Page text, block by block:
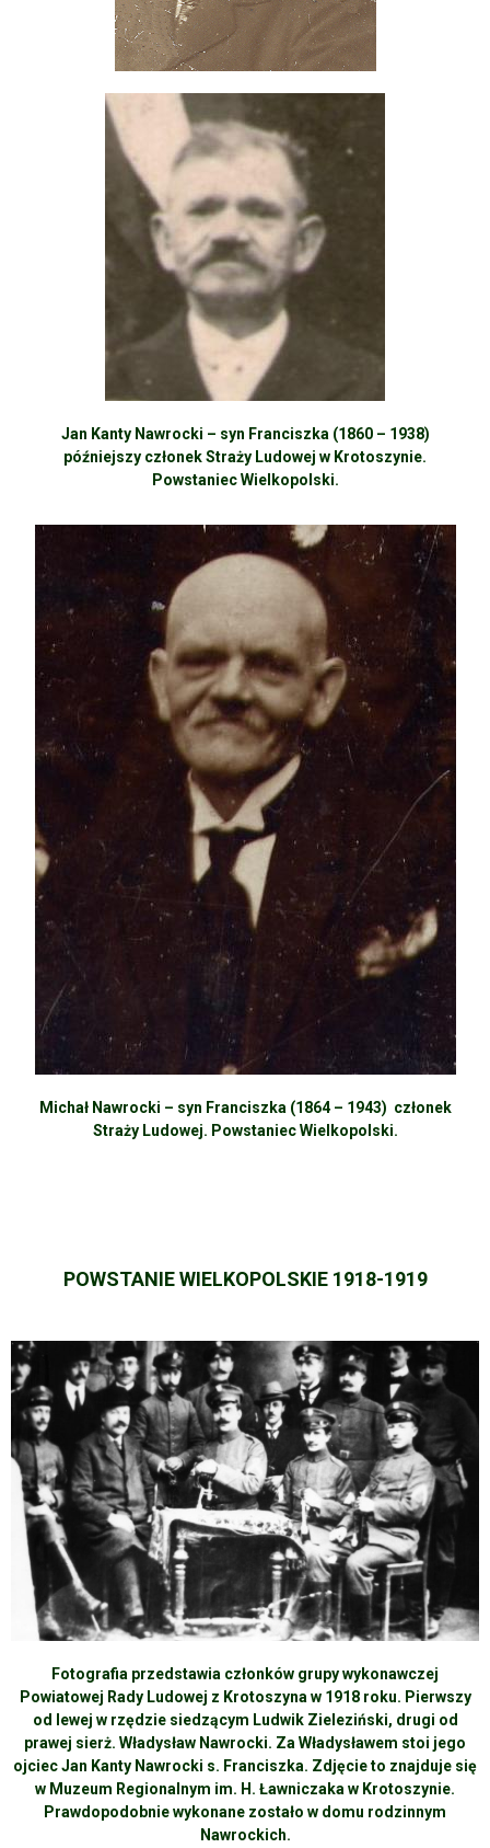
Jan Kanty Nawrocki – syn Franciszka (1860 – 1938)
późniejszy członek Straży Ludowej w Krotoszynie.
Powstaniec Wielkopolski.
Michał Nawrocki – syn Franciszka (1864 – 1943) członek
Straży Ludowej. Powstaniec Wielkopolski.
POWSTANIE WIELKOPOLSKIE 1918-1919
Fotografia przedstawia członków grupy wykonawczej
Powiatowej Rady Ludowej z Krotoszyna w 1918 roku. Pierwszy
od lewej w rzędzie siedzącym Ludwik Zieleziński, drugi od
prawej sierż. Władysław Nawrocki. Za Władysławem stoi jego
ojciec Jan Kanty Nawrocki s. Franciszka. Zdjęcie to znajduje się
w Muzeum Regionalnym im. H. Ławniczaka w Krotoszynie.
Prawdopodobnie wykonane zostało w domu rodzinnym
Nawrockich.